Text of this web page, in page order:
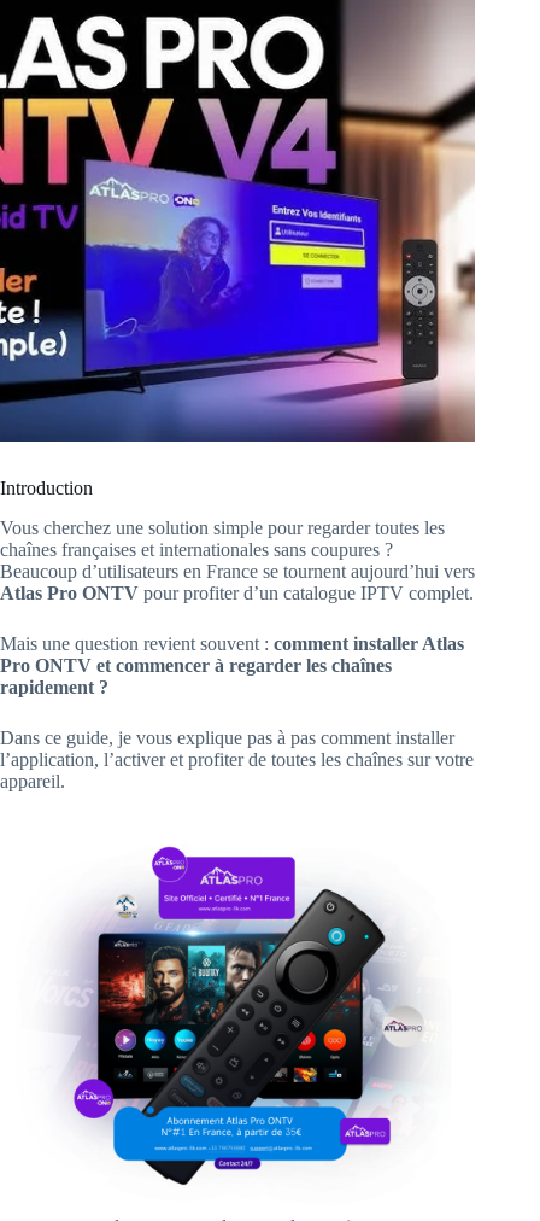
Introduction
Vous cherchez une solution simple pour regarder toutes les
chaînes françaises et internationales sans coupures ?
Beaucoup d’utilisateurs en France se tournent aujourd’hui vers
Atlas Pro ONTV pour profiter d’un catalogue IPTV complet.
Mais une question revient souvent : comment installer Atlas
Pro ONTV et commencer à regarder les chaînes
rapidement ?
Dans ce guide, je vous explique pas à pas comment installer
l’application, l’activer et profiter de toutes les chaînes sur votre
appareil.